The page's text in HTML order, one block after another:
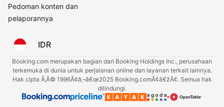
Pedoman konten dan
pelaporannya
IDR
Booking.com merupakan bagian dari Booking Holdings Inc., perusahaan
terkemuka di dunia untuk perjalanan online dan layanan terkait lainnya.
Hak cipta Ã‚Â© 1996Ã¢â‚¬â€œ2025 Booking.comÃ¢â€žÂ¢. Semua hak
dilindungi.